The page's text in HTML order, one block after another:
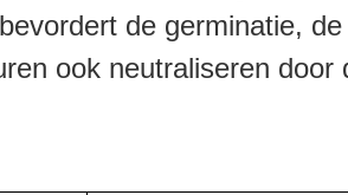
de germinatie,
ook neutraliseren